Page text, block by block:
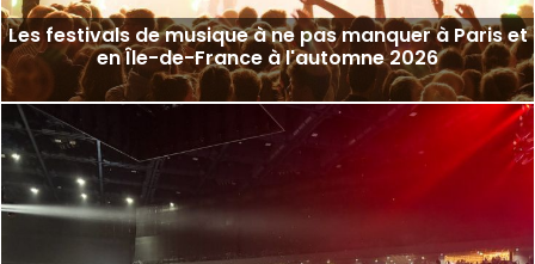
Les festivals de musique à ne pas manquer à Paris et
en Île-de-France à l'automne 2026